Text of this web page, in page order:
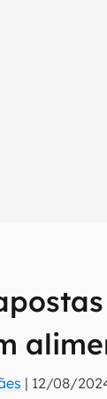
| 12/08/
do
Canaltech e